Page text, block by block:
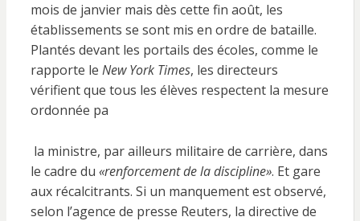
mois de janvier mais dès cette fin août, les
établissements se sont mis en ordre de bataille.
Plantés devant les portails des écoles, comme le
rapporte le New York Times, les directeurs
vérifient que tous les élèves respectent la mesure
ordonnée pa
la ministre, par ailleurs militaire de carrière, dans
le cadre du «renforcement de la discipline». Et gare
aux récalcitrants. Si un manquement est observé,
selon l’agence de presse Reuters, la directive de